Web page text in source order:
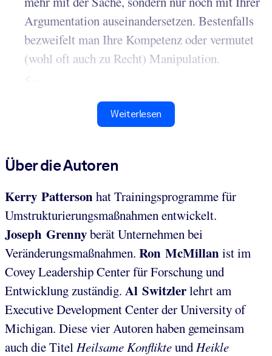
Argumentation auseinandersetzen. Bestenfalls
bezweifelt man Ihre Kompetenz oder vermutet
(wohl oft auch zu Recht) Manipulation.
Weiterlesen
Über die Autoren
Kerry Pattersonhat Trainingsprogramme für
Umstrukturierungsmaßnahmen entwickelt.
Joseph Grennyberät Unternehmen bei
Veränderungsmaßnahmen. Ron McMillanist im
Covey Leadership Center für Forschung und
Entwicklung zuständig. Al Switzlerlehrt am
Executive Development Center der University of
Michigan. Diese vier Autoren haben gemeinsam
auch die TitelHeilsame KonflikteundHeikle